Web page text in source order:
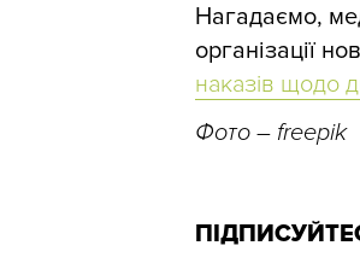
Нагадаємо,
організації
наказів щодо
Фото – freepik